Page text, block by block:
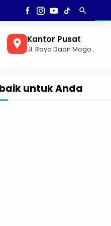
search
Kantor Pusat
Jl. Raya Daan Mogo..
untuk Anda